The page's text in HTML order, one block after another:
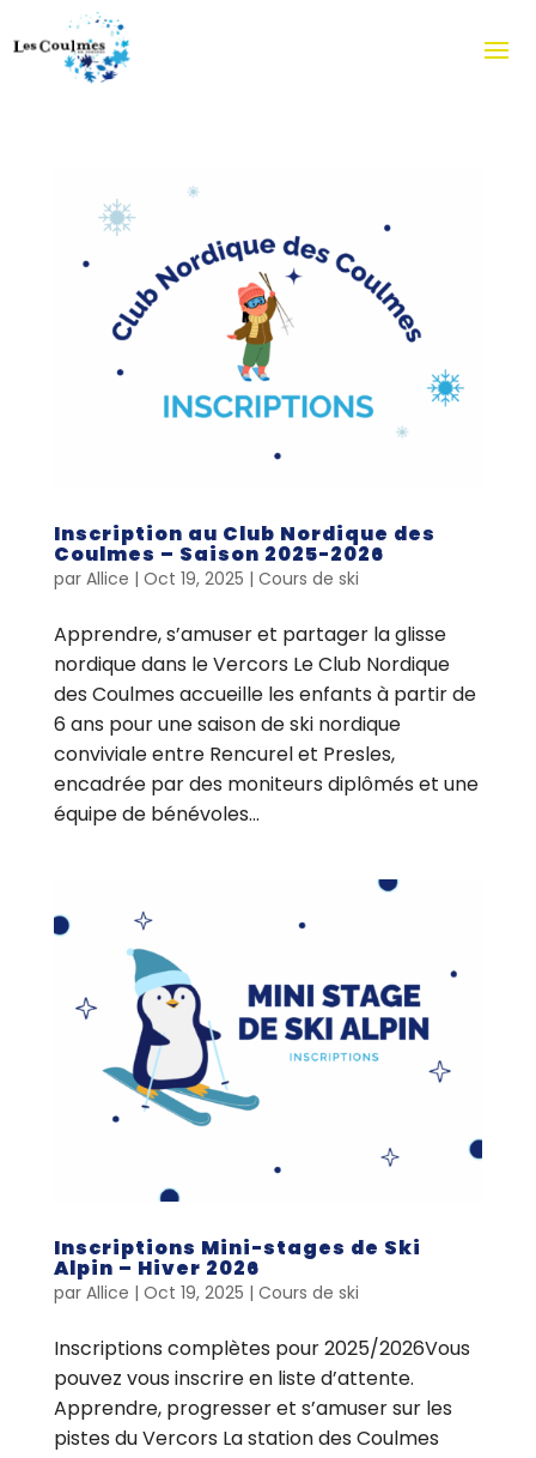
Inscription au Club Nordique des
Coulmes – Saison 2025-2026
par Allice | Oct 19, 2025 | Cours de ski
Apprendre, s’amuser et partager la glisse
nordique dans le Vercors Le Club Nordique
des Coulmes accueille les enfants à partir de
6 ans pour une saison de ski nordique
conviviale entre Rencurel et Presles,
encadrée par des moniteurs diplômés et une
équipe de bénévoles...
Inscriptions Mini-stages de Ski
Alpin – Hiver 2026
par Allice | Oct 19, 2025 | Cours de ski
Inscriptions complètes pour 2025/2026Vous
pouvez vous inscrire en liste d’attente.
Apprendre, progresser et s’amuser sur les
pistes du Vercors La station des Coulmes